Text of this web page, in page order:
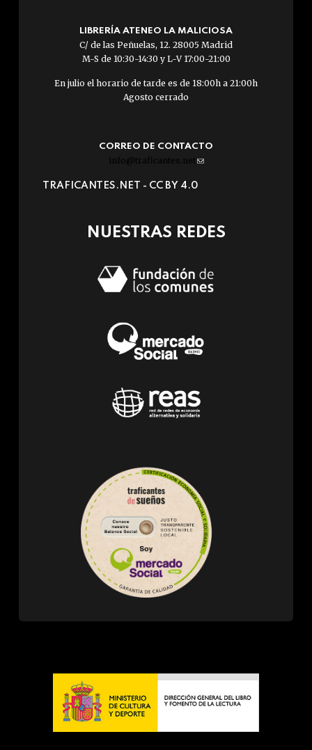
LIBRERÍA ATENEO LA MALICIOSA
C/ de las Peñuelas, 12. 28005 Madrid
M-S de 10:30-14:30 y L-V 17:00-21:00
En julio el horario de tarde es de 18:00h a 21:00h
Agosto cerrado
CORREO DE CONTACTO
info@traficantes.net (link
e-
TRAFICANTES.NET - CC BY 4.0
NUESTRAS REDES